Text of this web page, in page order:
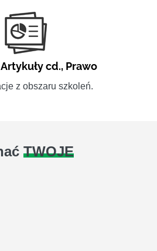
Artykuły cd., Prawo
z obszaru szkoleń.
TWOJE